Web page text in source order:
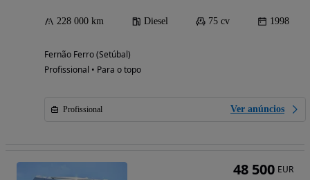
228 000 km Diesel 75 cv 1998
Fernão Ferro (Setúbal)
Profissional • Para o topo
Profissional Ver anúncios
48 500 EUR